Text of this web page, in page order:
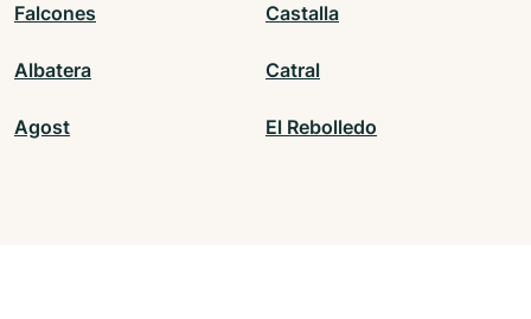
Falcones Castalla
Albatera Catral
Agost El Rebolledo